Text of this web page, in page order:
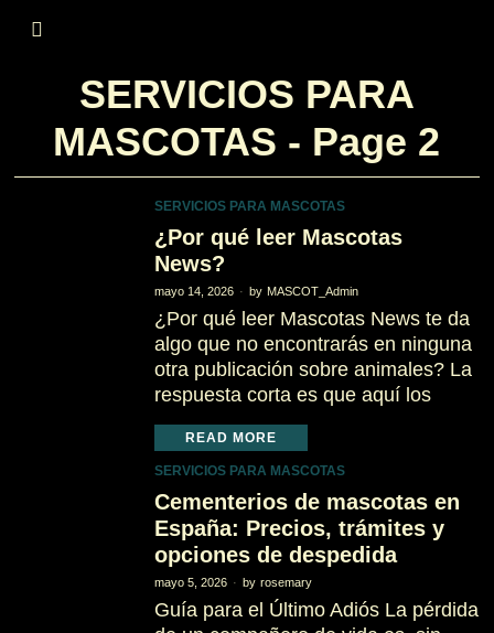
SERVICIOS PARA
MASCOTAS - Page 2
SERVICIOS PARA MASCOTAS
¿Por qué leer Mascotas
News?
mayo 14, 2026 by MASCOT_Admin
¿Por qué leer Mascotas News te da
algo que no encontrarás en ninguna
otra publicación sobre animales? La
respuesta corta es que aquí los
READ MORE
SERVICIOS PARA MASCOTAS
Cementerios de mascotas en
España: Precios, trámites y
opciones de despedida
mayo 5, 2026 by rosemary
Guía para el Último Adiós La pérdida